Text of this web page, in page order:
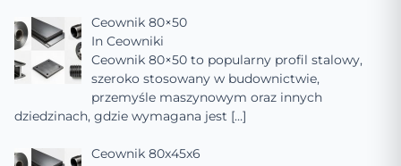
Ceownik 80×50
In Ceowniki
Ceownik 80×50 to popularny profil stalowy,
szeroko stosowany w budownictwie,
przemyśle maszynowym oraz innych
dziedzinach, gdzie wymagana jest […]
Ceownik 80x45x6